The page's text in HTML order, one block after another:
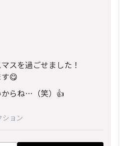
スを過ごせました！
😋
からね…（笑）👍
ション